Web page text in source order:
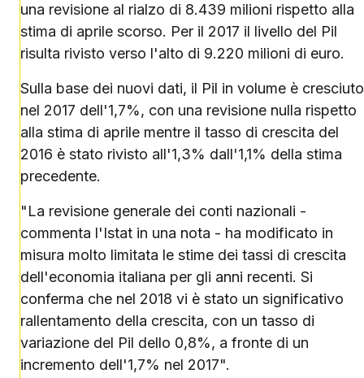
una revisione al rialzo di 8.439 milioni rispetto alla
stima di aprile scorso. Per il 2017 il livello del Pil
risulta rivisto verso l'alto di 9.220 milioni di euro.
Sulla base dei nuovi dati, il Pil in volume è cresciuto
nel 2017 dell'1,7%, con una revisione nulla rispetto
alla stima di aprile mentre il tasso di crescita del
2016 è stato rivisto all'1,3% dall'1,1% della stima
precedente.
"La revisione generale dei conti nazionali -
commenta l'Istat in una nota - ha modificato in
misura molto limitata le stime dei tassi di crescita
dell'economia italiana per gli anni recenti. Si
conferma che nel 2018 vi è stato un significativo
rallentamento della crescita, con un tasso di
variazione del Pil dello 0,8%, a fronte di un
incremento dell'1,7% nel 2017".